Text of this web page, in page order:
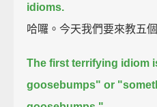
idioms.
哈囉。今天我們要來教五
The first terrifying idiom
goosebumps" or